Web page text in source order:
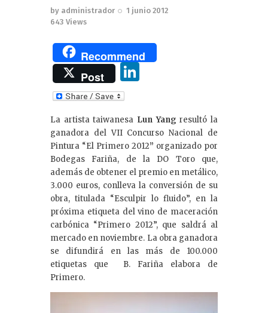
by administrador
1 junio 2012
643 Views
Recommend
Post
k
e
dI
n
La artista taiwanesa Lun Yang resultó la
ganadora del VII Concurso Nacional de
Pintura “El Primero 2012” organizado por
Bodegas Fariña, de la DO Toro que,
además de obtener el premio en metálico,
3.000 euros, conlleva la conversión de su
obra, titulada “Esculpir lo fluido”, en la
próxima etiqueta del vino de maceración
carbónica “Primero 2012”, que saldrá al
mercado en noviembre. La obra ganadora
se difundirá en las más de 100.000
etiquetas que B. Fariña elabora de
Primero.